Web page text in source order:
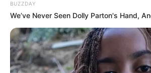
BUZZDAY
We’ve Never Seen Dolly Parton's Hand,